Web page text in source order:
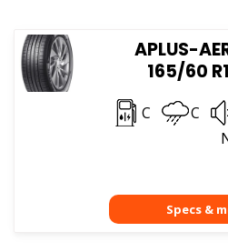
APLUS-
165/60
C C